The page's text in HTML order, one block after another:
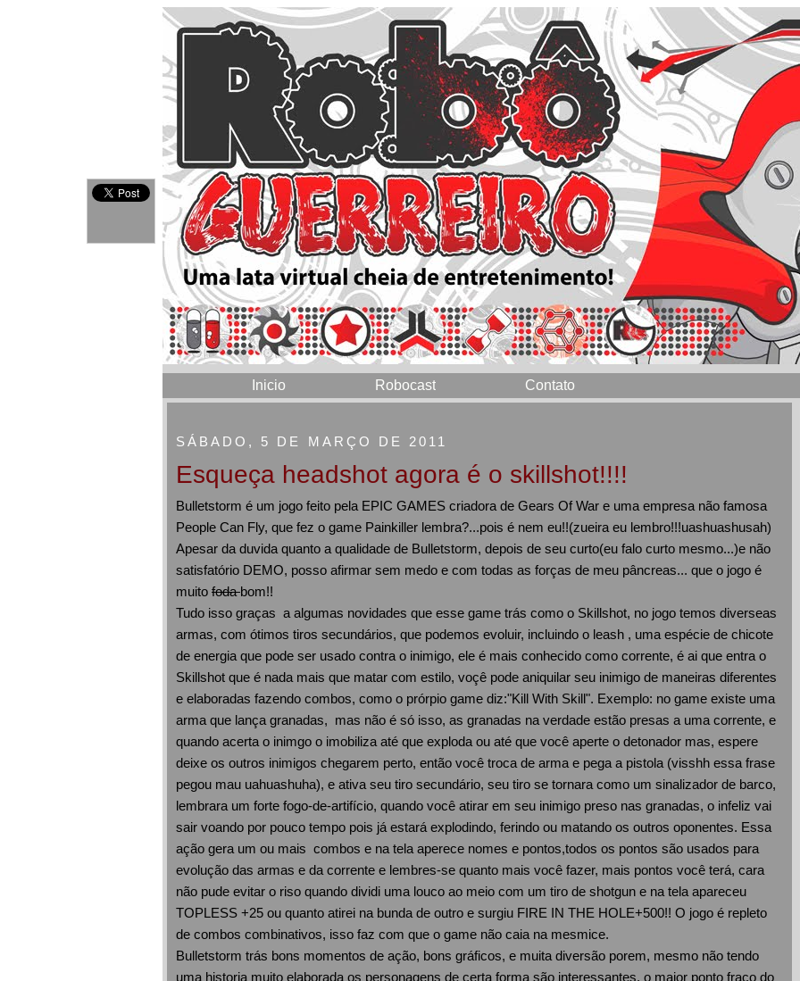
Inicio Robocast Contato
SÁBADO, 5 DE MARÇO DE 2011
Esqueça headshot agora é o skillshot!!!!
Bulletstorm é um jogo feito pela EPIC GAMES criadora de Gears Of War e uma empresa não famosa
People Can Fly, que fez o game Painkiller lembra?...pois é nem eu!!(zueira eu lembro!!!uashuashusah)
Apesar da duvida quanto a qualidade de Bulletstorm, depois de seu curto(eu falo curto mesmo...)e não
satisfatório DEMO, posso afirmar sem medo e com todas as forças de meu pâncreas... que o jogo é
muito fodabom!!
Tudo isso graças a algumas novidades que esse game trás como o Skillshot, no jogo temos diverseas
armas, com ótimos tiros secundários, que podemos evoluir, incluindo o leash , uma espécie de chicote
de energia que pode ser usado contra o inimigo, ele é mais conhecido como corrente, é ai que entra o
Skillshot que é nada mais que matar com estilo, voçê pode aniquilar seu inimigo de maneiras diferentes
e elaboradas fazendo combos, como o prórpio game diz:"Kill With Skill". Exemplo: no game existe uma
arma que lança granadas, mas não é só isso, as granadas na verdade estão presas a uma corrente, e
quando acerta o inimgo o imobiliza até que exploda ou até que você aperte o detonador mas, espere
deixe os outros inimigos chegarem perto, então você troca de arma e pega a pistola (visshh essa frase
pegou mau uahuashuha), e ativa seu tiro secundário, seu tiro se tornara como um sinalizador de barco,
lembrara um forte fogo-de-artifício, quando você atirar em seu inimigo preso nas granadas, o infeliz vai
sair voando por pouco tempo pois já estará explodindo, ferindo ou matando os outros oponentes. Essa
ação gera um ou mais combos e na tela aperece nomes e pontos,todos os pontos são usados para
evolução das armas e da corrente e lembres-se quanto mais você fazer, mais pontos você terá, cara
não pude evitar o riso quando dividi uma louco ao meio com um tiro de shotgun e na tela apareceu
TOPLESS +25 ou quanto atirei na bunda de outro e surgiu FIRE IN THE HOLE+500!! O jogo é repleto
de combos combinativos, isso faz com que o game não caia na mesmice.
Bulletstorm trás bons momentos de ação, bons gráficos, e muita diversão porem, mesmo não tendo
uma historia muito elaborada os personagens de certa forma são interessantes, o maior ponto fraco do